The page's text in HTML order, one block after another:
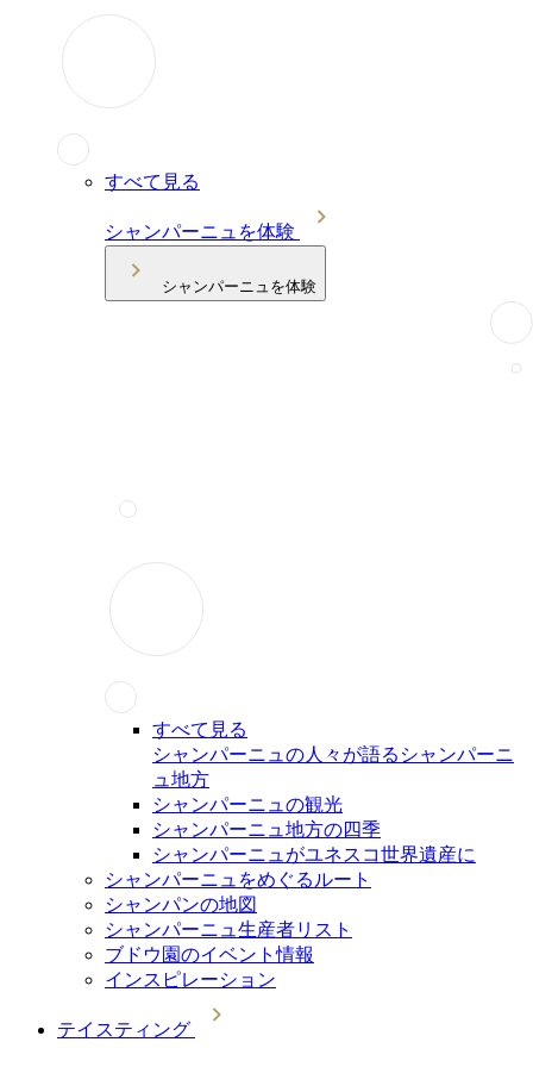
すべて見る
シャンパーニュを体験
シャンパーニュを体験
すべて見る
シャンパーニュの人々が語るシャンパーニ
ュ地方
シャンパーニュの観光
シャンパーニュ地方の四季
シャンパーニュがユネスコ世界遺産に
シャンパーニュをめぐるルート
シャンパンの地図
シャンパーニュ生産者リスト
ブドウ園のイベント情報
インスピレーション
テイスティング